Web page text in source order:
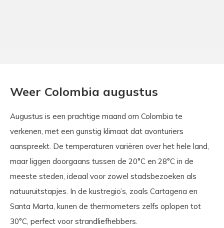
Weer Colombia augustus
Augustus is een prachtige maand om Colombia te
verkenen, met een gunstig klimaat dat avonturiers
aanspreekt. De temperaturen variëren over het hele land,
maar liggen doorgaans tussen de 20°C en 28°C in de
meeste steden, ideaal voor zowel stadsbezoeken als
natuuruitstapjes. In de kustregio’s, zoals Cartagena en
Santa Marta, kunen de thermometers zelfs oplopen tot
30°C, perfect voor strandliefhebbers.